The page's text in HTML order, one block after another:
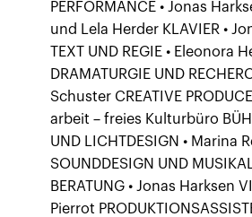
PERFORMANCE • Jonas
und Lela Herder KLAVIER •
TEXT UND REGIE • Eleonora
DRAMATURGIE UND
Schuster CREATIVE
arbeit – freies Kulturbüro
UND LICHTDESIGN • Marina
SOUNDDESIGN UND
BERATUNG • Jonas Harksen
Pierrot